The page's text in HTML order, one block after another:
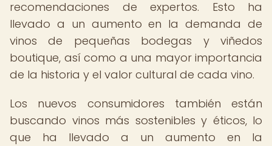
recomendaciones de expertos. Esto ha
llevado a un aumento en la demanda de
vinos de pequeñas bodegas y viñedos
boutique, así como a una mayor importancia
de la historia y el valor cultural de cada vino.
Los nuevos consumidores también están
buscando vinos más sostenibles y éticos, lo
que ha llevado a un aumento en la